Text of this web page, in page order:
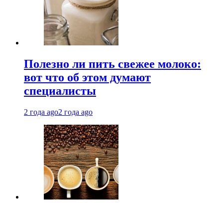
Полезно ли пить свежее молоко:
вот что об этом думают
специалисты
2 года ago2 года ago